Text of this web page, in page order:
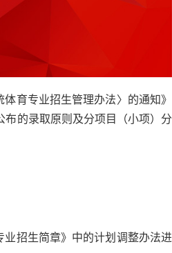
育专业招生管理办法〉的通知》
布的录取原则及分项目（小项）分
招生简章》中的计划调整办法进